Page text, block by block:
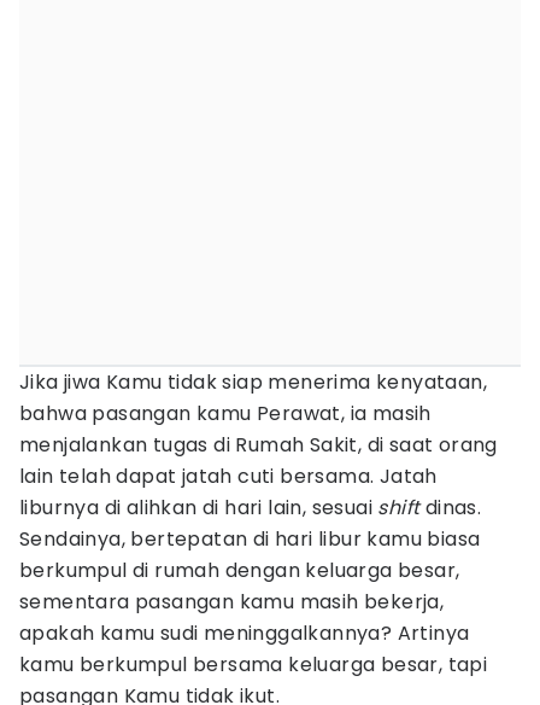
Jika jiwa Kamu tidak siap menerima kenyataan,
bahwa pasangan kamu Perawat, ia masih
menjalankan tugas di Rumah Sakit, di saat orang
lain telah dapat jatah cuti bersama. Jatah
liburnya di alihkan di hari lain, sesuai shiftdinas.
Sendainya, bertepatan di hari libur kamu biasa
berkumpul di rumah dengan keluarga besar,
sementara pasangan kamu masih bekerja,
apakah kamu sudi meninggalkannya? Artinya
kamu berkumpul bersama keluarga besar, tapi
pasangan Kamu tidak ikut.